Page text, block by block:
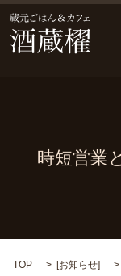
時短営業
TOP [お知らせ]